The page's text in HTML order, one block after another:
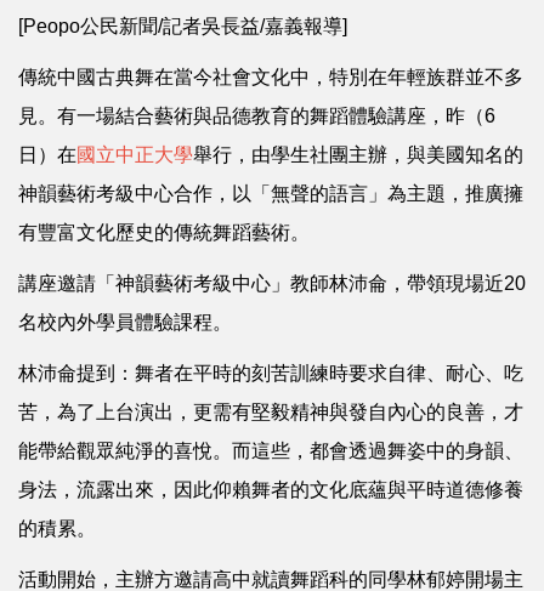
[Peopo公民新聞/記者吳長益/嘉義報導]
傳統中國古典舞在當今社會文化中，特別在年輕族群並不多
見。有一場結合藝術與品德教育的舞蹈體驗講座，昨（6
日）在國立中正大學舉行，由學生社團主辦，與美國知名的
神韻藝術考級中心合作，以「無聲的語言」為主題，推廣擁
有豐富文化歷史的傳統舞蹈藝術。
講座邀請「神韻藝術考級中心」教師林沛侖，帶領現場近20
名校內外學員體驗課程。
林沛侖提到：舞者在平時的刻苦訓練時要求自律、耐心、吃
苦，為了上台演出，更需有堅毅精神與發自內心的良善，才
能帶給觀眾純淨的喜悅。而這些，都會透過舞姿中的身韻、
身法，流露出來，因此仰賴舞者的文化底蘊與平時道德修養
的積累。
活動開始，主辦方邀請高中就讀舞蹈科的同學林郁婷開場主